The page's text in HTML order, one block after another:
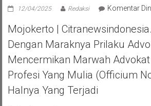
12/04/2025 Redaksi Komentar
Mojokerto |
Dengan Maraknya Prilaku
Mencermikan Marwah
Profesi Yang Mulia (officium
Halnya Yang Terjadi